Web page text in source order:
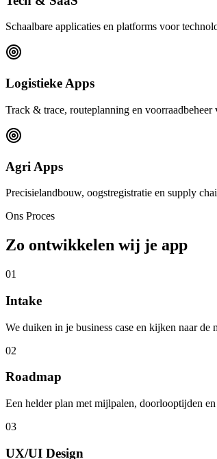
Schaalbare applicaties en platforms voor
Logistieke Apps
Track & trace, routeplanning en voorraadbeheer
Agri Apps
Precisielandbouw, oogstregistratie en supply
Ons Proces
Zo ontwikkelen wij je app
01
Intake
We duiken in je business case en kijken naar
02
Roadmap
Een helder plan met mijlpalen, doorlooptijden
03
UX/UI Design